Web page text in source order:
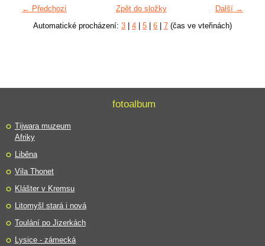
← Předchozí Další →
Zpět do složky
Automatické procházení: 3 4 5 6 7 (čas ve vteřinách)
fotoalbum
Tijwara muzeum
Afriky
Liběna
Vila Thonet
Klášter v Kremsu
Litomyšl stará i nová
Toulání po Jizerkách
Lysice - zámecká